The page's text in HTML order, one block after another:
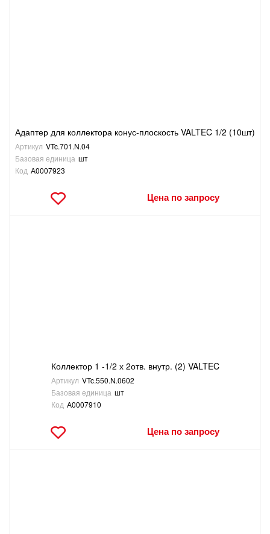
ЭЛЕКТРОМОНТАЖНЫЕ ТОВАРЫ, СВЕТОТЕХНИКА
Адаптер для коллектора конус-плоскость VALTEC 1/2 (10шт)
Артикул VTc.701.N.04
Базовая единица шт
Код А0007923
Цена по запросу
Коллектор 1 -1/2 х 2отв. внутр. (2) VALTEC
Артикул VTc.550.N.0602
Базовая единица шт
Код А0007910
Цена по запросу